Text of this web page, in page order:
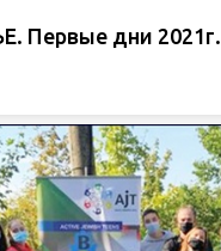
Первые дни 2021г.